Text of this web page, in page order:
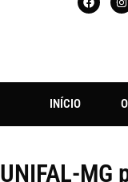
INÍCIO
UNIFAL-